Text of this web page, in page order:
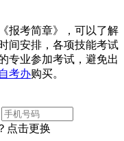
报考简章》，可以了解
间安排，各项技能考试
专业参加考试，避免出
自考办购买。